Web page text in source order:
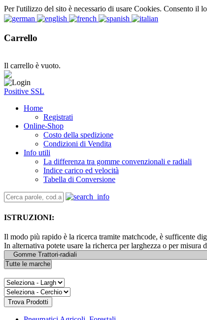
Per l'utilizzo del sito è necessario di usare Cookies. Consento il
Carrello
Il carrello è vuoto.
Positive SSL
Home
Registrati
Online-Shop
Costo della spedizione
Condizioni di Vendita
Info utili
La differenza tra gomme convenzionali e radiali
Indice carico ed velocità
Tabella di Conversione
ISTRUZIONI:
Il modo più rapido è la ricerca tramite matchcode, è sufficente
In alternativa potete usare la richerca per larghezza o per